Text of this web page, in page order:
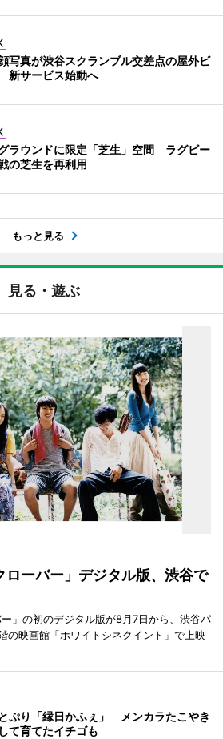
写真が渋谷スクランブル交差点の屋外ビ
新サービス始動へ
ラウンドに限定「芝生」空間 ラグビー
の芝生を再利用
もっと見る
見る・遊ぶ
ローバー」デジタル版、渋谷で
」の初のデジタル版が8月7日から、渋谷パ
の映画館「ホワイトシネクイント」で上映
ぷり「縁日かふぇ」 メンカラたこやき
て育てたイチゴも